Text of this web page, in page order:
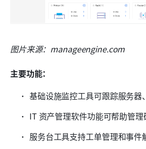
图片来源：manageengine.com
主要功能：
基础设施监控工具可跟踪服务器
IT 资产管理软件功能可帮助管理
服务台工具支持工单管理和事件